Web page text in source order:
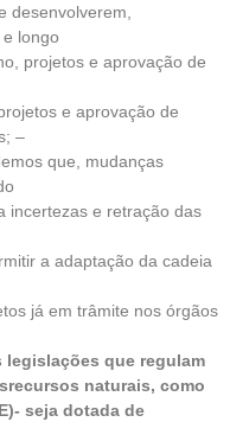
desenvolverem,
longo
projetos e aprovação de
e aprovação de
–
que, mudanças
incertezas e retração das
a adaptação da cadeia
já em trâmite nos órgãos
legislações que regulam
naturais, como
seja dotada de